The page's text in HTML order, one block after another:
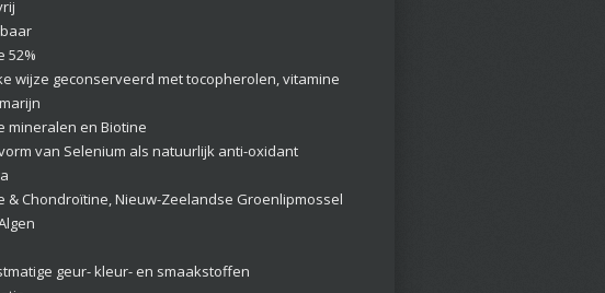
52%
wijze geconserveerd met tocopherolen, vitamine
mineralen en Biotine
van Selenium als natuurlijk anti-oxidant
& Chondroïtine, Nieuw-Zeelandse Groenlipmossel
geur- kleur- en smaakstoffen